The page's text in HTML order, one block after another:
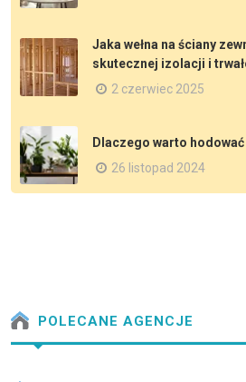
Jaka wełna na ściany
skutecznej izolacji i
2 czerwiec 2025
Dlaczego warto
26 listopad 2024
POLECANE AGENCJE